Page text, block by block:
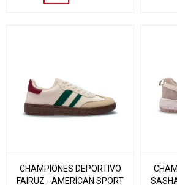
CHAMPIONES DEPORTIVO
FAIRUZ - AMERICAN SPORT